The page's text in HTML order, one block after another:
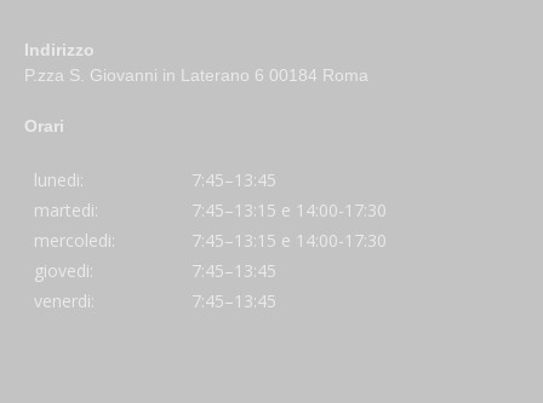
Indirizzo
P.zza S. Giovanni in Laterano 6 00184 Roma
Orari
lunedi:
7:45–13:45
martedi:
7:45–13:15 e 14:00-17:30
mercoledi:
7:45–13:15 e 14:00-17:30
giovedi:
7:45–13:45
venerdi:
7:45–13:45